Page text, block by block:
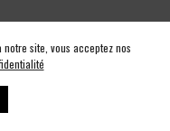
site, vous acceptez nos